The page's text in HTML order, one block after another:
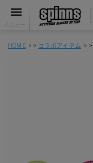
HOME コラボアイテム